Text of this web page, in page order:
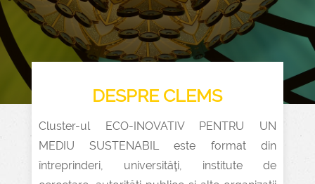
DESPRE CLEMS
Cluster-ul ECO-INOVATIV PENTRU UN
MEDIU SUSTENABIL este format din
întreprinderi, universităţi, institute de